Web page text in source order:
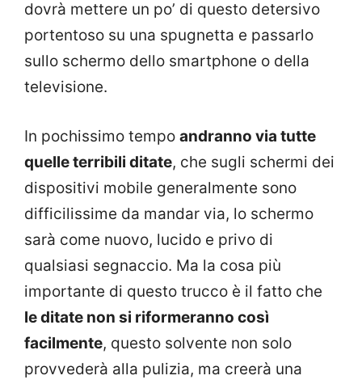
dovrà mettere un po’ di questo detersivo
portentoso su una spugnetta e passarlo
sullo schermo dello smartphone o della
televisione.
In pochissimo tempo andranno via tutte
quelle terribili ditate, che sugli schermi dei
dispositivi mobile generalmente sono
difficilissime da mandar via, lo schermo
sarà come nuovo, lucido e privo di
qualsiasi segnaccio. Ma la cosa più
importante di questo trucco è il fatto che
le ditate non si riformeranno così
facilmente, questo solvente non solo
provvederà alla pulizia, ma creerà una